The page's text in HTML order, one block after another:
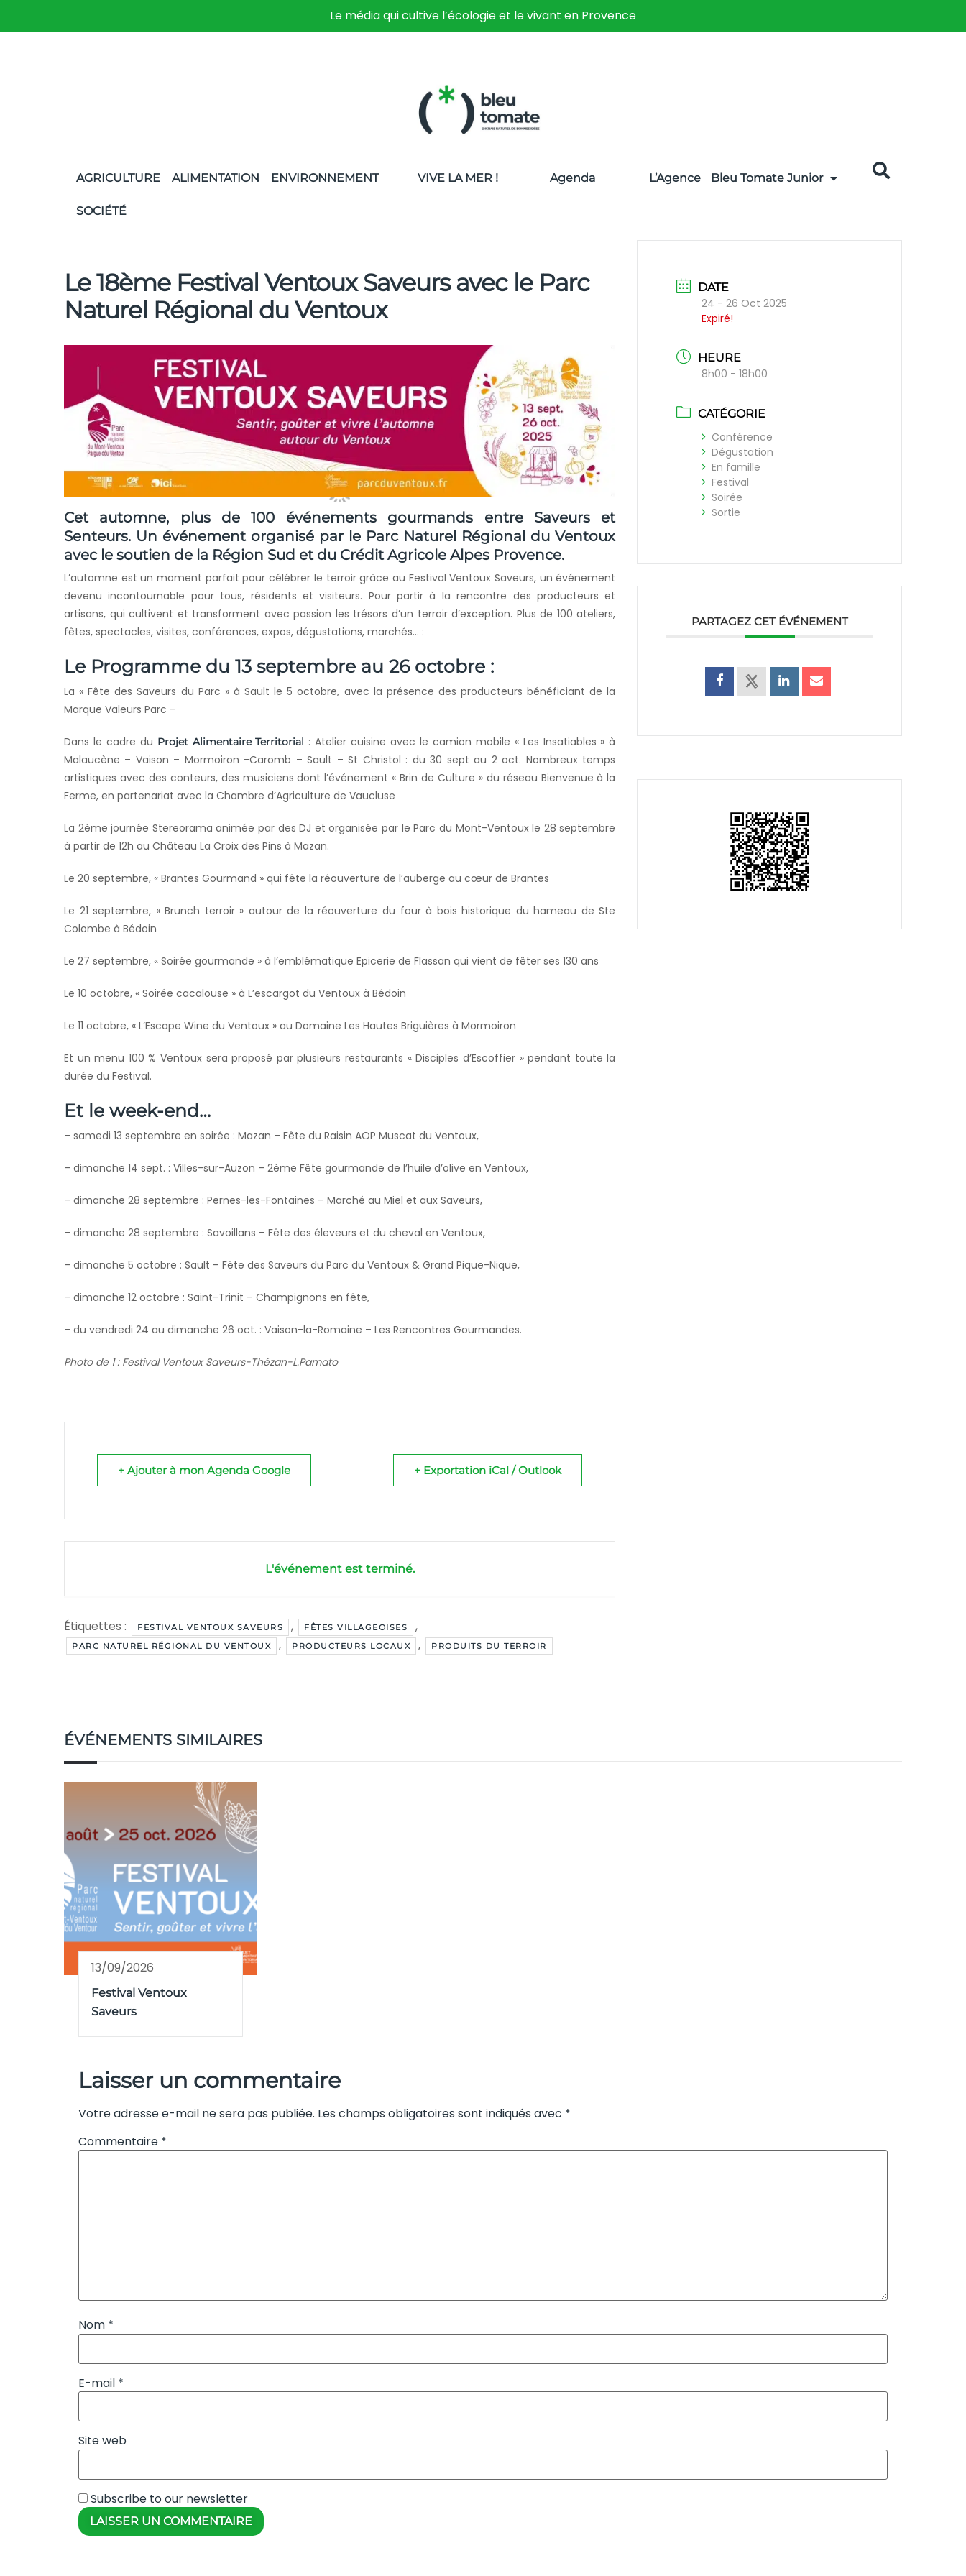
Le média qui cultive l’écologie et le vivant en Provence
AGRICULTURE ALIMENTATION ENVIRONNEMENT
SOCIÉTÉ
VIVE LA MER ! Agenda L’Agence Bleu Tomate Junior
Le 18ème Festival Ventoux Saveurs avec le Parc
Naturel Régional du Ventoux
Cet automne, plus de 100 événements gourmands entre Saveurs et
Senteurs. Un événement organisé par le Parc Naturel Régional du Ventoux
avec le soutien de la Région Sud et du Crédit Agricole Alpes Provence.
L’automne est un moment parfait pour célébrer le terroir grâce au Festival Ventoux Saveurs, un événement
devenu incontournable pour tous, résidents et visiteurs. Pour partir à la rencontre des producteurs et
artisans, qui cultivent et transforment avec passion les trésors d’un terroir d’exception. Plus de 100 ateliers,
fêtes, spectacles, visites, conférences, expos, dégustations, marchés… :
Le Programme du 13 septembre au 26 octobre :
La « Fête des Saveurs du Parc » à Sault le 5 octobre, avec la présence des producteurs bénéficiant de la
Marque Valeurs Parc –
Dans le cadre du Projet Alimentaire Territorial : Atelier cuisine avec le camion mobile « Les Insatiables » à
Malaucène – Vaison – Mormoiron -Caromb – Sault – St Christol : du 30 sept au 2 oct. Nombreux temps
artistiques avec des conteurs, des musiciens dont l’événement « Brin de Culture » du réseau Bienvenue à la
Ferme, en partenariat avec la Chambre d’Agriculture de Vaucluse
La 2ème journée Stereorama animée par des DJ et organisée par le Parc du Mont-Ventoux le 28 septembre
à partir de 12h au Château La Croix des Pins à Mazan.
Le 20 septembre, « Brantes Gourmand » qui fête la réouverture de l’auberge au cœur de Brantes
Le 21 septembre, « Brunch terroir » autour de la réouverture du four à bois historique du hameau de Ste
Colombe à Bédoin
Le 27 septembre, « Soirée gourmande » à l’emblématique Epicerie de Flassan qui vient de fêter ses 130 ans
Le 10 octobre, « Soirée cacalouse » à L’escargot du Ventoux à Bédoin
Le 11 octobre, « L’Escape Wine du Ventoux » au Domaine Les Hautes Briguières à Mormoiron
Et un menu 100 % Ventoux sera proposé par plusieurs restaurants « Disciples d’Escoffier » pendant toute la
durée du Festival.
Et le week-end…
– samedi 13 septembre en soirée : Mazan – Fête du Raisin AOP Muscat du Ventoux,
– dimanche 14 sept. : Villes-sur-Auzon – 2ème Fête gourmande de l’huile d’olive en Ventoux,
– dimanche 28 septembre : Pernes-les-Fontaines – Marché au Miel et aux Saveurs,
– dimanche 28 septembre : Savoillans – Fête des éleveurs et du cheval en Ventoux,
– dimanche 5 octobre : Sault – Fête des Saveurs du Parc du Ventoux & Grand Pique-Nique,
– dimanche 12 octobre : Saint-Trinit – Champignons en fête,
– du vendredi 24 au dimanche 26 oct. : Vaison-la-Romaine – Les Rencontres Gourmandes.
Photo de 1 : Festival Ventoux Saveurs-Thézan-L.Pamato
+ Ajouter à mon Agenda Google + Exportation iCal / Outlook
L'événement est terminé.
Étiquettes : FESTIVAL VENTOUX SAVEURS , FÊTES VILLAGEOISES ,
PARC NATUREL RÉGIONAL DU VENTOUX , PRODUCTEURS LOCAUX , PRODUITS DU TERROIR
DATE
24 - 26 Oct 2025
Expiré!
HEURE
8h00 - 18h00
CATÉGORIE
Conférence
Dégustation
En famille
Festival
Soirée
Sortie
PARTAGEZ CET ÉVÉNEMENT
ÉVÉNEMENTS SIMILAIRES
13/09/2026
Festival Ventoux
Saveurs
Laisser un commentaire
Votre adresse e-mail ne sera pas publiée. Les champs obligatoires sont indiqués avec *
Commentaire *
Nom *
E-mail *
Site web
Subscribe to our newsletter